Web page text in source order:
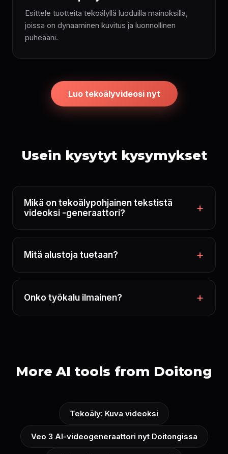
Esittele tuotteita tekoälyllä luoduilla mainoksilla,
joissa on dynaaminen kuvitus ja luonnollinen
puheääni.
Luo tekoälyvideosi nyt
Usein kysytyt kysymykset
Mikä on tekoälypohjainen tekstistä
videoksi -generaattori?
Mitä alustoja tuetaan?
Onko työkalu ilmainen?
More AI tools from Doitong
Tekoäly: Kuva videoksi
Veo 3 AI-videogeneraattori nyt Doitongissa